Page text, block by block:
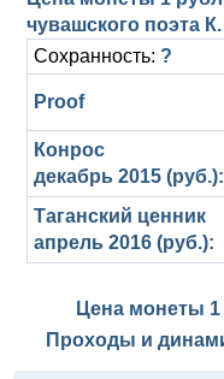
чувашского поэта
Сохранность: ?
Proof
Конрос
декабрь 2015 (руб.):
Таганский ценник
апрель 2016 (руб.):
Цена монеты 1
Проходы и